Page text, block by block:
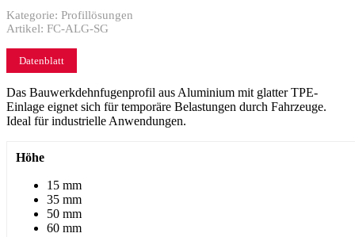
Kategorie: Profillösungen
Artikel: FC-ALG-SG
Datenblatt
Das Bauwerkdehnfugenprofil aus Aluminium mit glatter TPE-
Einlage eignet sich für temporäre Belastungen durch Fahrzeuge.
Ideal für industrielle Anwendungen.
Höhe
15 mm
35 mm
50 mm
60 mm